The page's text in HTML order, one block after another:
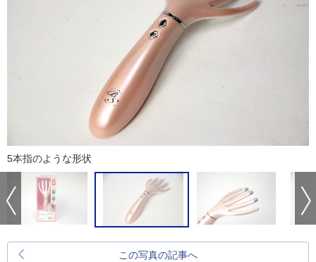
5本指のような形状
この写真の記事へ